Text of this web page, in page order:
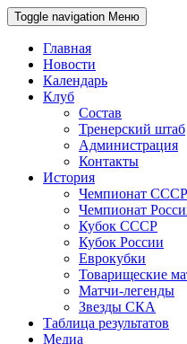
Toggle navigation Меню
Главная
Новости
Календарь
Клуб
Состав
Тренерский штаб
Администрация
Контакты
История
Чемпионат СССР
Чемпионат
Кубок СССР
Кубок России
Еврокубки
Товарищеские
Матчи-легенды
Звезды СКА
Таблица результатов
Медиа